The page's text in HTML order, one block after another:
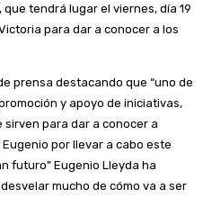
que tendrá lugar el viernes, día 19
para dar a conocer a los
prensa destacando que “uno de
y apoyo de iniciativas,
sirven para dar a conocer a
por llevar a cabo este
futuro” Eugenio Lleyda ha
mucho de cómo va a ser